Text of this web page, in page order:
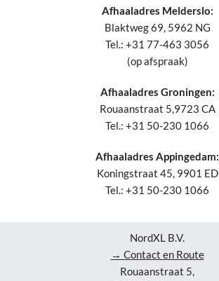
Afhaaladres Melderslo:
Blaktweg 69, 5962 NG
Tel.: +31 77-463 3056
(op afspraak)
Afhaaladres Groningen:
Rouaanstraat 5,9723 CA
Tel.: +31 50-230 1066
Afhaaladres Appingedam:
Koningstraat 45, 9901 ED
Tel.: +31 50-230 1066
NordXL B.V.
→ Contact en Route
Rouaanstraat 5,